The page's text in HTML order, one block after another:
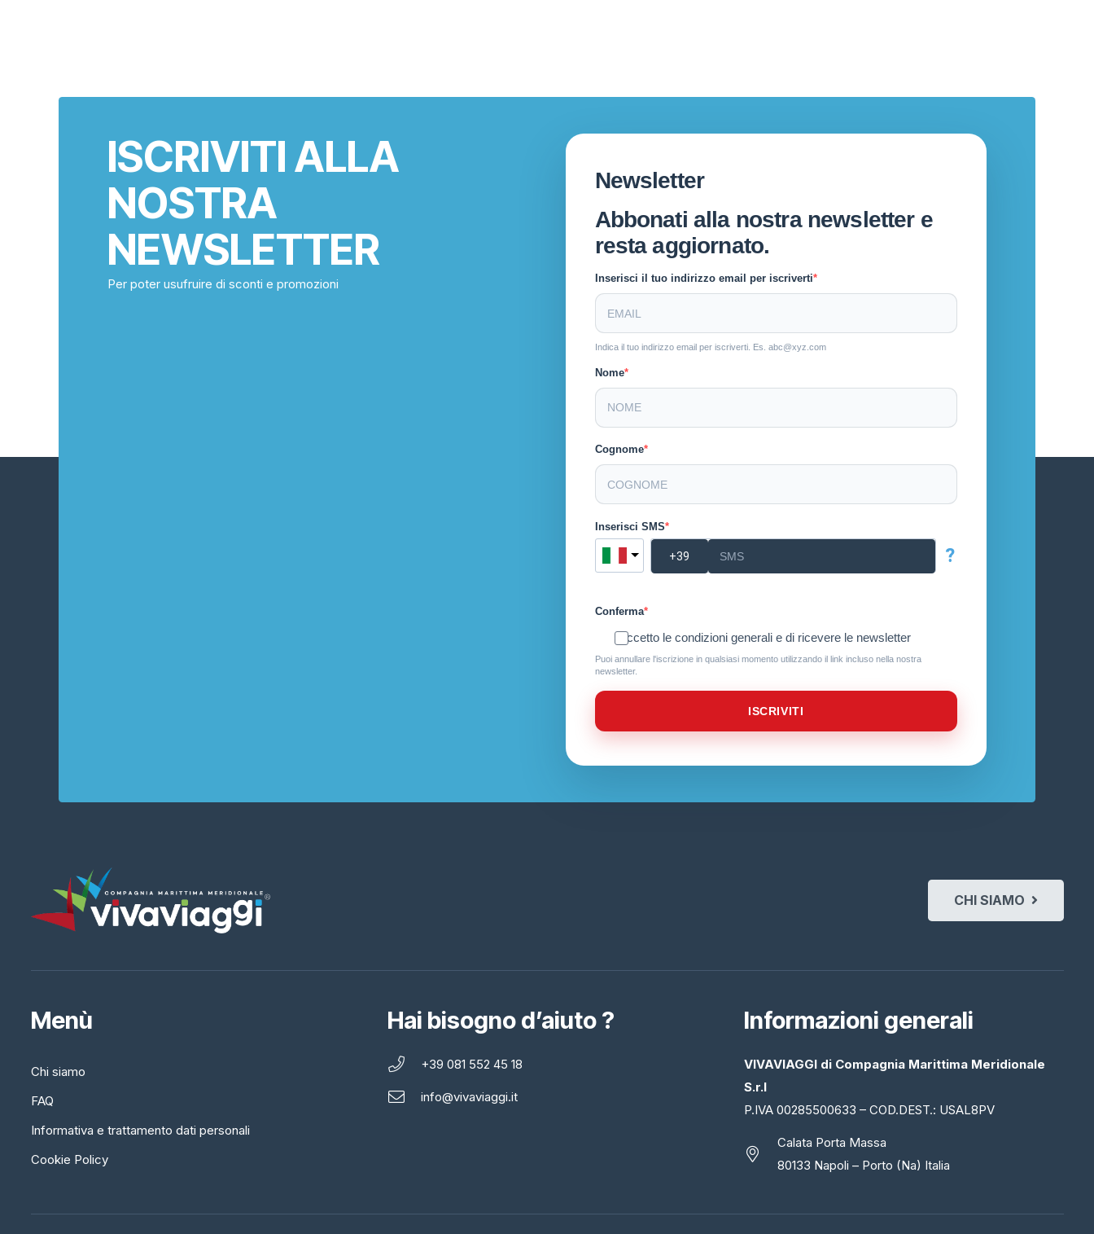
ISCRIVITI ALLA
NOSTRA
NEWSLETTER
Per poter usufruire di sconti e promozioni
Newsletter
Abbonati alla nostra newsletter e
resta aggiornato.
Inserisci il tuo indirizzo email per iscriverti
Indica il tuo indirizzo email per iscriverti. Es. abc@xyz.com
Nome
Cognome
Inserisci SMS
?
Conferma
Accetto le condizioni generali e di ricevere le newsletter
Puoi annullare l'iscrizione in qualsiasi momento utilizzando il link incluso nella nostra
newsletter.
ISCRIVITI
CHI SIAMO
Menù
Chi siamo
FAQ
Informativa e trattamento dati personali
Cookie Policy
Hai bisogno d’aiuto ?
+39 081 552 45 18
info@vivaviaggi.it
Informazioni generali
VIVAVIAGGI di Compagnia Marittima Meridionale
S.r.l
P.IVA 00285500633 – COD.DEST.: USAL8PV
Calata Porta Massa
80133 Napoli – Porto (Na) Italia